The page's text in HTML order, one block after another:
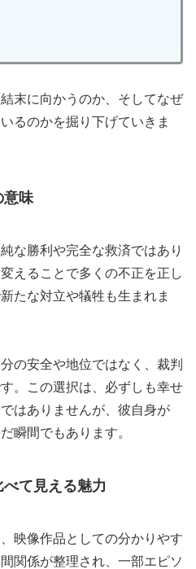
末に向かうのか、そしてなぜ
るのかを掘り下げていきま
意味
な勝利や完全な救済ではあり
えることで多くの不正を正し
たな対立や犠牲も生まれま
の安全や地位ではなく、 裁判
。この選択は、必ずしも幸せ
はありませんが、彼自身が
瞬間でもあります。
て見える魅力
映像作品としての分かりやす
関係が整理され、一部エピソ